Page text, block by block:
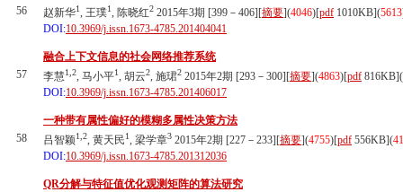
56
赵新华1, 王璞1, 陈晓红2 2015年3期 [399－406][摘要](4046)[pdf 1010KB](5613
DOI:10.3969/j.issn.1673-4785.201404041
57
融合上下文信息的社会网络推荐系统
李慧1,2, 马小平1, 胡云2, 施珺2 2015年2期 [293－300][摘要](4863)[pdf 816KB](
DOI:10.3969/j.issn.1673-4785.201406017
58
一种带有属性偏好的模糊多属性决策方法
吕智颖1,2, 黄天民1, 梁学章3 2015年2期 [227－233][摘要](4755)[pdf 556KB](
DOI:10.3969/j.issn.1673-4785.201312036
QR分解与特征值优化观测矩阵的算法研究